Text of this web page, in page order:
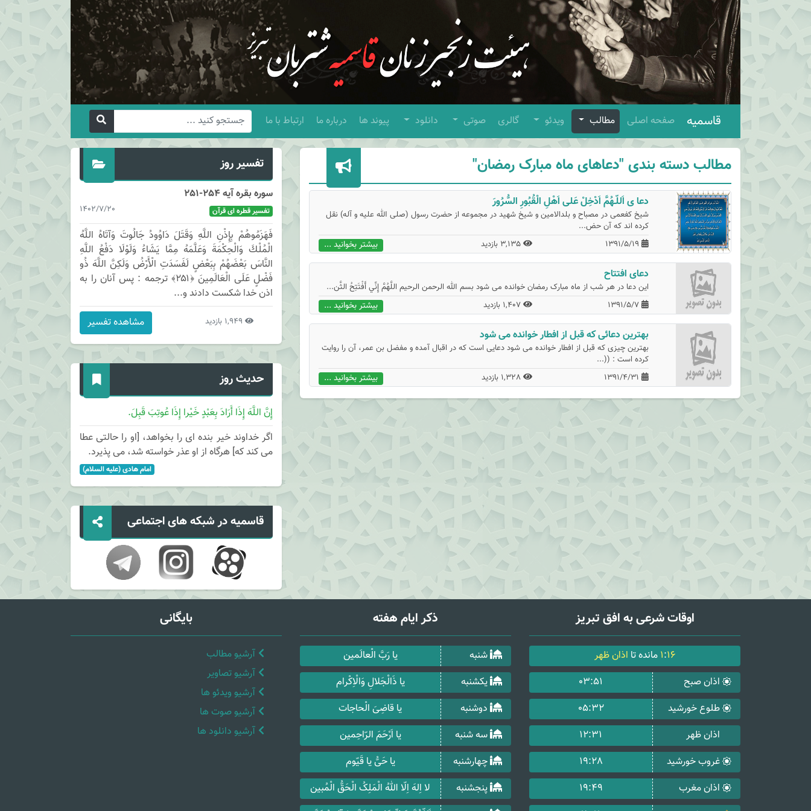
قاسمیه صفحه اصلی مطالب ویدئو گالری صوتی دانلود پیوند ها درباره ما ارتباط با ما
مطالب دسته بندی "دعاهای ماه مبارک رمضان"
دعا ی اَللّـهُمَّ اَدْخِلْ عَلى اَهْلِ الْقُبُورِ السُّرُورَ
شیخ كفعمى در مصباح و بلدالامین و شیخ شهید در مجموعه از حضرت رسول (صلی الله علیه و آله) نقل
كرده اند كه آن حض...
3,135 بازدید بیشتر بخوانید ...
دعای افتتاح
این دعا در هر شب از ماه مبارک رمضان خوانده می شود بسم الله الرحمن الرحیم اللَّهُمَّ إِنِّي أَفْتَتِحُ الثَّن...
1391/5/7
1,407 بازدید بیشتر بخوانید ...
بهترین دعائی که قبل از افطار خوانده می شود
بهترين چيزى كه قبل از افطار خوانده مى شود دعايى است كه در اقبال آمده و مفضل بن عمر، آن را روايت
كرده است : ((...
1,328 بازدید بیشتر بخوانید ...
تفسیر روز
سوره بقره آیه 254-251
1402/7/20 تفسیر قطره ای قرآن
فَهَزَمُوهُمْ بِإِذْنِ اللَّهِ وَقَتَلَ دَاوُودُ جَالُوتَ وَآتَاهُ اللَّهُ
الْمُلْكَ وَالْحِكْمَةَ وَعَلَّمَهُ مِمَّا يَشَاءُ وَلَوْلَا دَفْعُ اللَّهِ
النَّاسَ بَعْضَهُمْ بِبَعْضٍ لَفَسَدَتِ الْأَرْضُ وَلَكِنَّ اللَّهَ ذُو
فَضْلٍ عَلَى الْعَالَمِينَ ﴿۲۵۱﴾ ترجمه : پس آنان را به
اذن خدا شكست دادند و...
مشاهده تفسیر
حدیث روز
إِنَّ اللَّهَ إِذَا أَرَادَ بِعَبْدٍ خَیْرا إِذَا عُوتِبَ قَبِلَ.
اگر خداوند خیر بنده ای را بخواهد، [او را حالتی عطا
می کند که] هرگاه از او عذر خواسته شد، می پذیرد.
امام هادی (علیه السلام)
قاسمیه در شبکه های اجتماعی
اوقات شرعی به افق تبریز
1:16 مانده تا اذان ظهر
اذان صبح
03:51
طلوع خورشید
05:32
اذان ظهر
12:31
غروب خورشید
19:28
اذان مغرب
19:49
ذکر ایام هفته
شنبه
یا رَبَّ الْعالَمین
یکشنبه
یا ذَالْجَلالِ وَالْاِکْرام
دوشنبه
یا قاضِیَ الْحاجات
سه شنبه
یا اَرْحَمَ الرّاحِمین
چهارشنبه
یا حَیُّ یا قَیّوم
پنجشنبه
لا اِلهَ اِلّا اللهُ الْمَلِکُ الْحَقُّ الْمُبین
بایگانی
آرشیو مطالب
آرشیو تصاویر
آرشیو ویدئو ها
آرشیو صوت ها
آرشیو دانلود ها